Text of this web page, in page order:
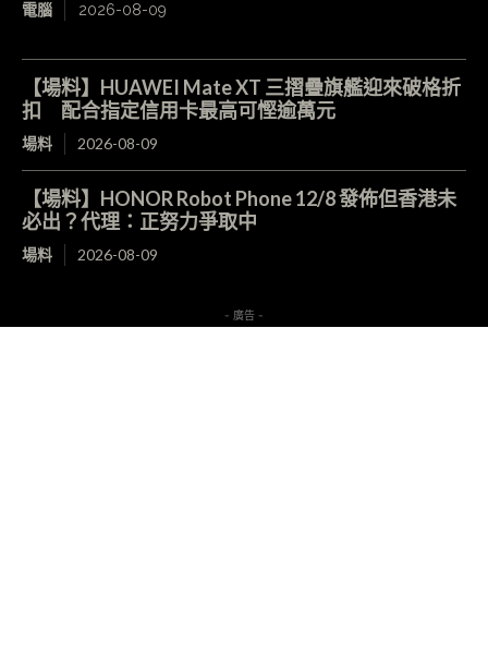
電腦 2026-08-09
【場料】HUAWEI Mate XT 三摺疊旗艦迎來破格折
扣 配合指定信用卡最高可慳逾萬元
場料 2026-08-09
【場料】HONOR Robot Phone 12/8 發佈但香港未
必出？代理：正努力爭取中
場料 2026-08-09
- 廣告 -